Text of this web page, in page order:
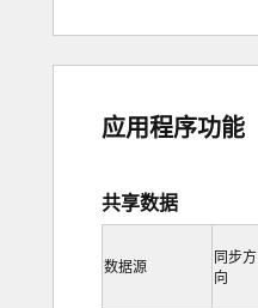
应用程序功能
共享数据
数据源
同步方
向